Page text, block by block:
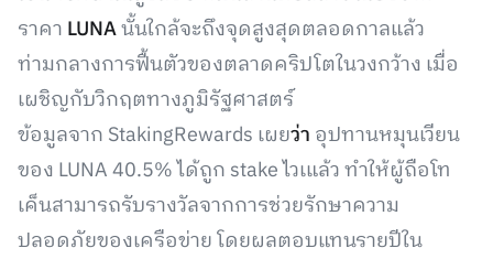
ราคา LUNAนั้นใกล้จะถึงจุดสูงสุดตลอดกาลแล้ว
ท่ามกลางการฟื้นตัวของตลาดคริปโตในวงกว้าง เมื่อ
เผชิญกับวิกฤตทางภูมิรัฐศาสตร์
ข้อมูลจาก StakingRewards เผยว่า อุปทานหมุนเวียน
ของ LUNA 40.5% ได้ถูก stake ไวเแล้ว ทำให้ผู้ถือโท
เค็นสามารถรับรางวัลจากการช่วยรักษาความ
ปลอดภัยของเครือข่าย โดยผลตอบแทนรายปีใน